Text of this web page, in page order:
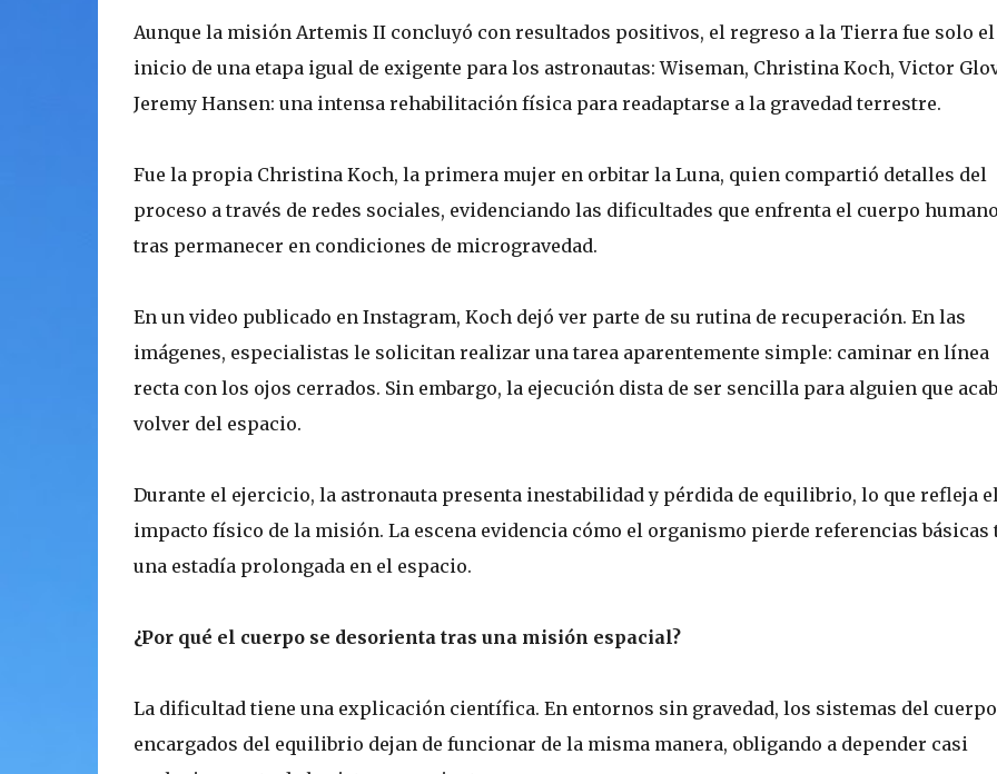
Aunque la misión Artemis II concluyó con resultados positivos, el regreso a la Tierra fue solo el
inicio de una etapa igual de exigente para los astronautas: Wiseman, Christina Koch, Victor
Jeremy Hansen: una intensa rehabilitación física para readaptarse a la gravedad terrestre.
Fue la propia Christina Koch, la primera mujer en orbitar la Luna, quien compartió detalles del
proceso a través de redes sociales, evidenciando las dificultades que enfrenta el cuerpo humano
tras permanecer en condiciones de microgravedad.
En un video publicado en Instagram, Koch dejó ver parte de su rutina de recuperación. En las
imágenes, especialistas le solicitan realizar una tarea aparentemente simple: caminar en línea
recta con los ojos cerrados. Sin embargo, la ejecución dista de ser sencilla para alguien que
volver del espacio.
Durante el ejercicio, la astronauta presenta inestabilidad y pérdida de equilibrio, lo que refleja el
impacto físico de la misión. La escena evidencia cómo el organismo pierde referencias básicas
una estadía prolongada en el espacio.
¿Por qué el cuerpo se desorienta tras una misión espacial?
La dificultad tiene una explicación científica. En entornos sin gravedad, los sistemas del cuerpo
encargados del equilibrio dejan de funcionar de la misma manera, obligando a depender casi